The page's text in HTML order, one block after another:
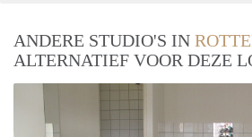
ANDERE STUDIO'S IN
ALTERNATIEF VOOR DEZE